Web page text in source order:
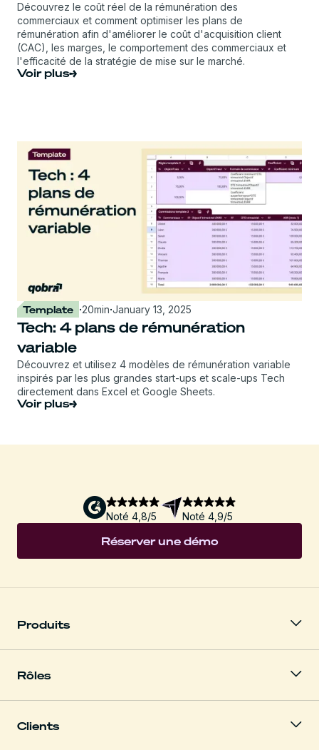
Découvrez le coût réel de la rémunération des
commerciaux et comment optimiser les plans de
rémunération afin d'améliorer le coût d'acquisition client
(CAC), les marges, le comportement des commerciaux et
l'efficacité de la stratégie de mise sur le marché.
Voir plus
Template ·20min·January 13, 2025
Tech: 4 plans de rémunération
variable
Découvrez et utilisez 4 modèles de rémunération variable
inspirés par les plus grandes start-ups et scale-ups Tech
directement dans Excel et Google Sheets.
Voir plus
Noté 4,8/5 Noté 4,9/5
Réserver une démo
Produits
Rôles
Clients